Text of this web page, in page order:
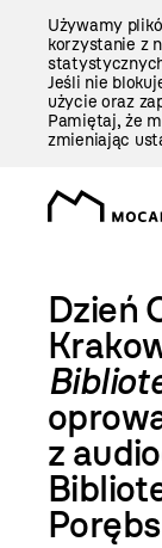
Używamy
korzystanie z
Jeśli nie
użycie oraz
Pamiętaj, że
zmieniając
Dzień
z